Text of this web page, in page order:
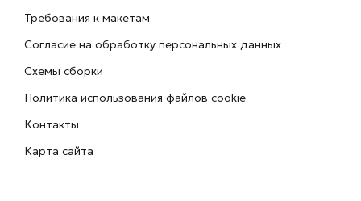
Требования к макетам
Согласие на обработку персональных данных
Схемы сборки
Политика использования файлов cookie
Контакты
Карта сайта